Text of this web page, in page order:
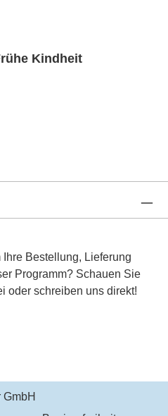
Kindheit
Bestellung, Lieferung
Programm? Schauen Sie
oder schreiben uns direkt!